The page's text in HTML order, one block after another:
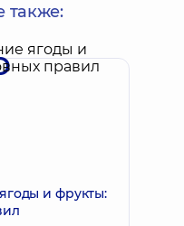
также:
и фрукты: